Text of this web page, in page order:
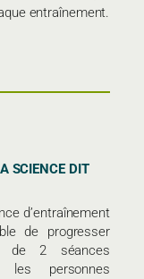
entraînement.
SCIENCE DIT
d’entraînement
de progresser
de 2 séances
les personnes